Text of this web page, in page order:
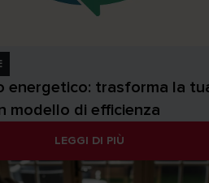
energetico: trasforma la
modello di efficienza
LEGGI DI PIÙ